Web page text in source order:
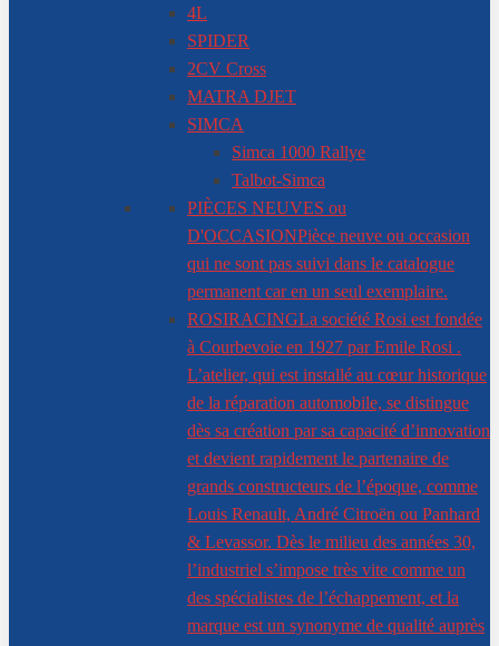
4L
SPIDER
2CV Cross
MATRA DJET
SIMCA
Simca 1000 Rallye
Talbot-Simca
PIÈCES NEUVES ou
D'OCCASIONPièce neuve ou occasion
qui ne sont pas suivi dans le catalogue
permanent car en un seul exemplaire.
ROSIRACINGLa société Rosi est fondée
à Courbevoie en 1927 par Emile Rosi .
L’atelier, qui est installé au cœur historique
de la réparation automobile, se distingue
dès sa création par sa capacité d’innovation
et devient rapidement le partenaire de
grands constructeurs de l’époque, comme
Louis Renault, André Citroën ou Panhard
& Levassor. Dès le milieu des années 30,
l’industriel s’impose très vite comme un
des spécialistes de l’échappement, et la
marque est un synonyme de qualité auprès